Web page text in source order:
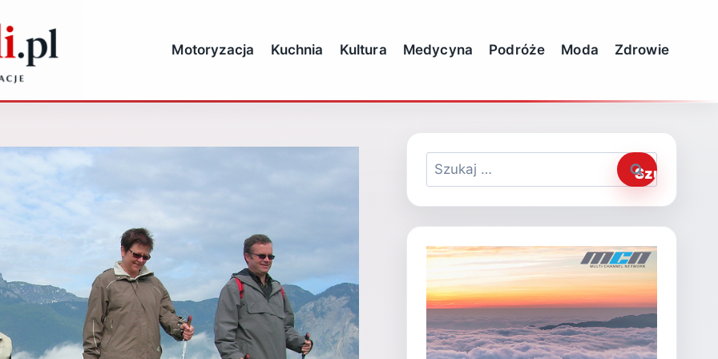
Motoryzacja Kuchnia Kultura Medycyna Podróże Moda Zdrowie
Szukaj: